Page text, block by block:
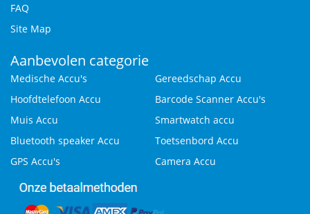
FAQ
Site Map
Aanbevolen categorie
Medische Accu's
Gereedschap Accu
Hoofdtelefoon Accu
Barcode Scanner Accu's
Muis Accu
Smartwatch accu
Bluetooth speaker Accu
Toetsenbord Accu
GPS Accu's
Camera Accu